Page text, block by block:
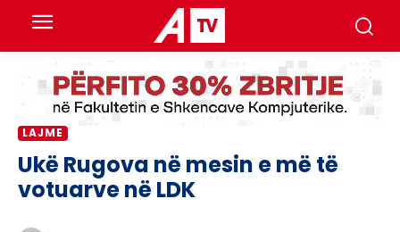
LAJME
Ukë Rugova në mesin e më të
votuarve në LDK